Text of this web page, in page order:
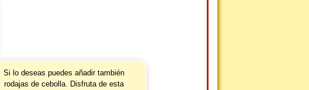
Si lo deseas puedes añadir también
rodajas de cebolla. Disfruta de esta